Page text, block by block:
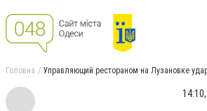
Головна Управляющий рестораном на Лузановке